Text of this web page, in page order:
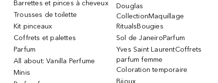
Barrettes et pinces à cheveux
Trousses de toilette
Kit pinceaux
Coffrets et palettes
Parfum
All about: Vanilla Perfume
Minis
Douglas
CollectionMaquillage
RitualsBougies
Sol de JaneiroParfum
Yves Saint LaurentCoffrets
parfum femme
Coloration temporaire
Bijoux